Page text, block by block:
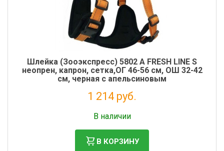
Шлейка (Зооэкспресс) 5802 А FRESH LINE S
неопрен, капрон, сетка,ОГ 46-56 см, ОШ 32-42
см, черная с апельсиновым
1 214 руб.
В наличии
В КОРЗИНУ